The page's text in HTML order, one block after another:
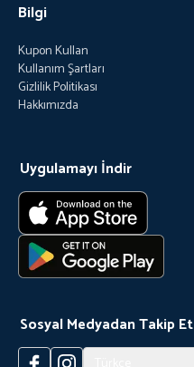
Bilgi
Kupon Kullan
Kullanım Şartları
Gizlilik Politikası
Hakkımızda
Uygulamayı İndir
Sosyal Medyadan Takip Et